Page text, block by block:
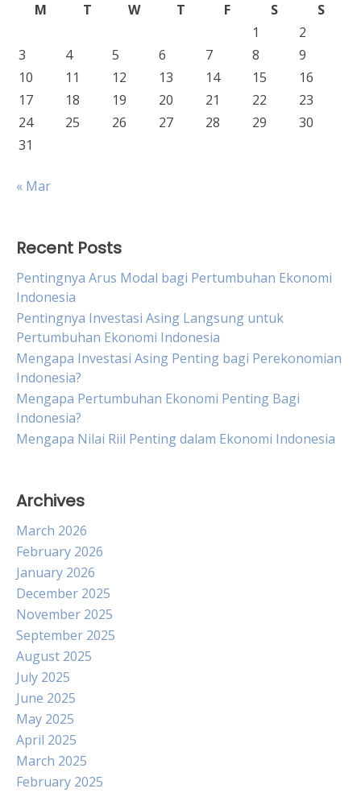
M
T W T F S
S
1
2
3
4 5 6 7 8
9
10
11 12 13 14 15
16
17
18 19 20 21 22
23
24
25 26 27 28 29
30
31
« Mar
Recent Posts
Pentingnya Arus Modal bagi Pertumbuhan Ekonomi
Indonesia
Pentingnya Investasi Asing Langsung untuk
Pertumbuhan Ekonomi Indonesia
Mengapa Investasi Asing Penting bagi Perekonomian
Indonesia?
Mengapa Pertumbuhan Ekonomi Penting Bagi
Indonesia?
Mengapa Nilai Riil Penting dalam Ekonomi Indonesia
Archives
March 2026
February 2026
January 2026
December 2025
November 2025
September 2025
August 2025
July 2025
June 2025
May 2025
April 2025
March 2025
February 2025